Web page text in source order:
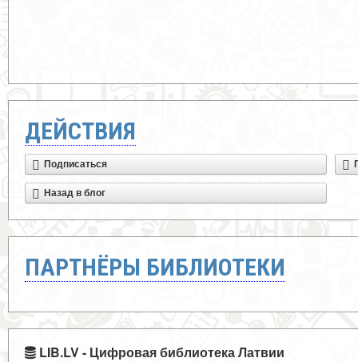
ДЕЙСТВИЯ
Подписаться
Назад в блог
ПАРТНЁРЫ БИБЛИОТЕКИ
LIB.LV - Цифровая библиотека Латвии